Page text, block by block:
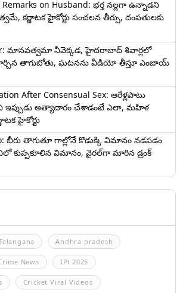
Remarks on Husband: భర్త న‌ల్ల‌గా ఉన్నాడ‌ని
కర్ణాటక హైకోర్టు సంచలన తీర్పు, దంపతులకు
మానవత్వమా నీవెక్కడ, హైదరాబాద్ శివార్లలో
తాగుబోతు, ఘటనను వీడియో తీస్తూ ఎంజాయ్
After Consensual Sex: ఆరేళ్లపాటు
ఇప్పుడు అత్యాచారం చేశాడంటే ఎలా, మహిళ
హైకోర్టు
బీరు తాగుతూ గాల్లోనే కొడుక్కి విమానం నడపడం
కుప్పకూలిన విమానం, వైరల్‌గా మారిన డ్రంక్‌
Andhra pradesh
News IPl 2025
Cricket Viral Videos